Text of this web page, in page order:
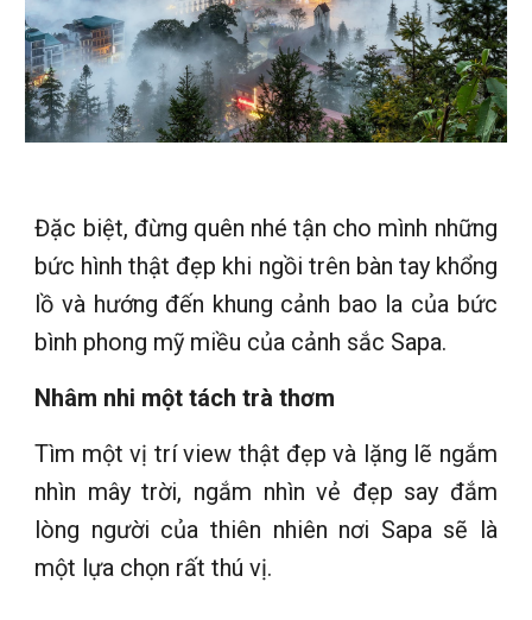
Đặc biệt, đừng quên nhé tận cho mình những
bức hình thật đẹp khi ngồi trên bàn tay khổng
lồ và hướng đến khung cảnh bao la của bức
bình phong mỹ miều của cảnh sắc Sapa.
Nhâm nhi một tách trà thơm
Tìm một vị trí view thật đẹp và lặng lẽ ngắm
nhìn mây trời, ngắm nhìn vẻ đẹp say đắm
lòng người của thiên nhiên nơi Sapa sẽ là
một lựa chọn rất thú vị.